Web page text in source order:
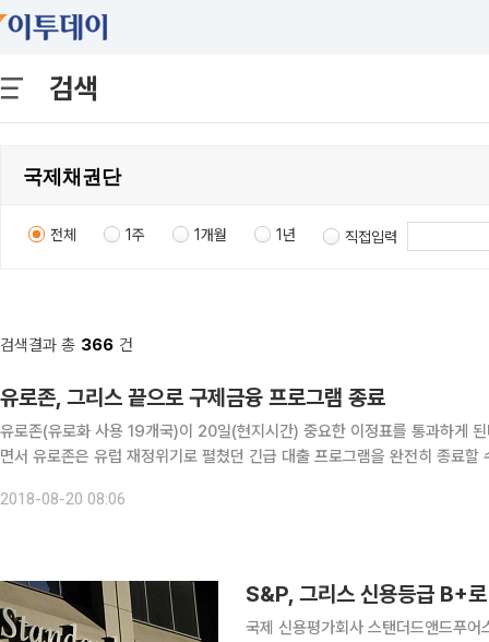
검색
전체 1주 1개월 1년 직접입력
검색결과 총 366 건
유로존, 그리스 끝으로 구제금융 프로그램 종료
유로존(유로화 사용 19개국)이 20일(현지시간) 중요한 이정표를 통과하게
면서 유로존은 유럽 재정위기로 펼쳤던 긴급 대출 프로그램을 완전히 종료할 수 있
2018-08-20 08:06
S&P, 그리스 신용등급 B+
국제 신용평가회사 스탠더드앤드푸어